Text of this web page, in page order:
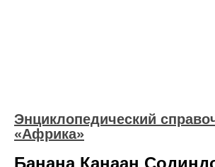
Энциклопедический
«Африка»
Банана Канаан